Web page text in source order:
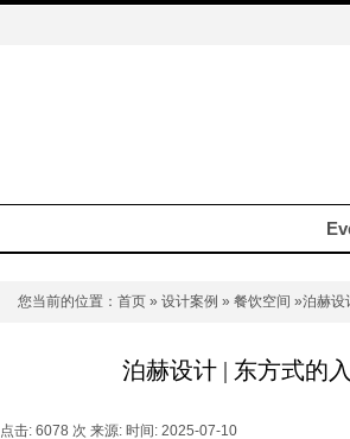
您当前的位置： 首页 » 设计案例 » 餐饮空间 »泊赫设
泊赫设计 | 东方式的
点击: 6078 次 来源: 时间: 2025-07-10